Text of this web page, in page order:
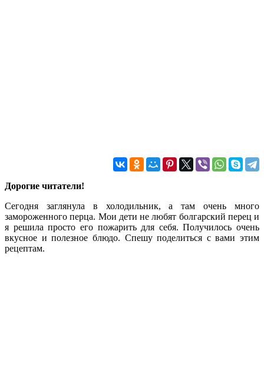
Дорогие читатели!
Сегодня заглянула в холодильник, а там очень много
замороженного перца. Мои дети не любят болгарский перец и
я решила просто его пожарить для себя. Получилось очень
вкусное и полезное блюдо. Спешу поделиться с вами этим
рецептам.